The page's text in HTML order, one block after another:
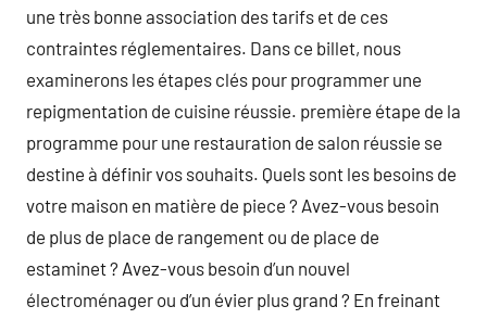
une très bonne association des tarifs et de ces
contraintes réglementaires. Dans ce billet, nous
examinerons les étapes clés pour programmer une
repigmentation de cuisine réussie. première étape de la
programme pour une restauration de salon réussie se
destine à définir vos souhaits. Quels sont les besoins de
votre maison en matière de piece ? Avez-vous besoin
de plus de place de rangement ou de place de
estaminet ? Avez-vous besoin d’un nouvel
électroménager ou d’un évier plus grand ? En freinant